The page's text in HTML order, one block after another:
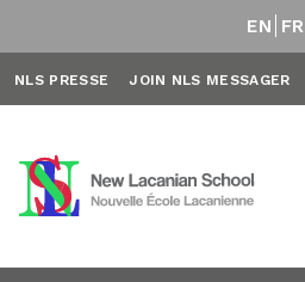
EN FR
NLS PRESSE JOIN NLS MESSAGER